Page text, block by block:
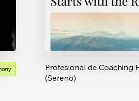
Profesional de Coaching
(Sereno)